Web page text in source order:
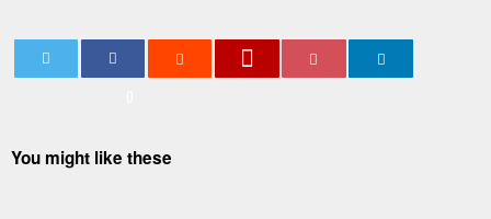
You might like these